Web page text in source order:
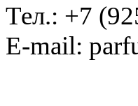
Тел.: +7
E-mail: